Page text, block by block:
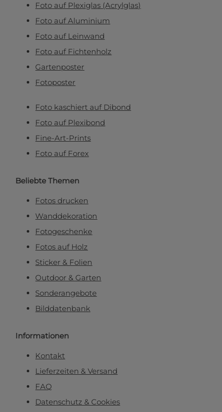
Foto auf Plexiglas (Acrylglas)
Foto auf Aluminium
Foto auf Leinwand
Foto auf Fichtenholz
Gartenposter
Fotoposter
Foto kaschiert auf Dibond
Foto auf Plexibond
Fine-Art-Prints
Foto auf Forex
Beliebte Themen
Fotos drucken
Wanddekoration
Fotogeschenke
Fotos auf Holz
Sticker & Folien
Outdoor & Garten
Sonderangebote
Bilddatenbank
Informationen
Kontakt
Lieferzeiten & Versand
FAQ
Datenschutz & Cookies